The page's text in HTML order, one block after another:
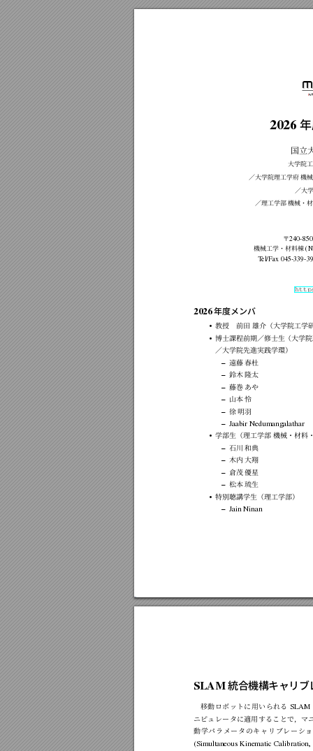
I
2026
国立
大学院
／大学院理工学府 機
／大
／理工学部 機械・
〒240-
機械工学・材料棟
Tel/Fax 045-339-
2026 年度メンバ
• 教授 前田 雄介（大学院工学
• 博士課程前期／修士生（大学
／大学院先進実践学環）
– 遠藤 春杜
– 鈴木 隆太
– 藤巻 あや
– 山本 怜
– 徐 明羽
– Jaabir Nedumangalathar
• 学部生（理工学部 機械・材料
– 石川 和典
– 木内 大翔
– 倉茂 優星
– 松本 琉生
• 特別聴講学生（理工学部）
– Jain Ninan
SLAM 統合機構キャリブ
移動 ロ ボ ッ ト に 用 い られる SLAM
ニピュ レー タに適用 する こ とで，マ
動学パ ラ メ ー タ のキ ャ リ ブレ ー シ ョ
(Simultaneous Kinematic Calibration,